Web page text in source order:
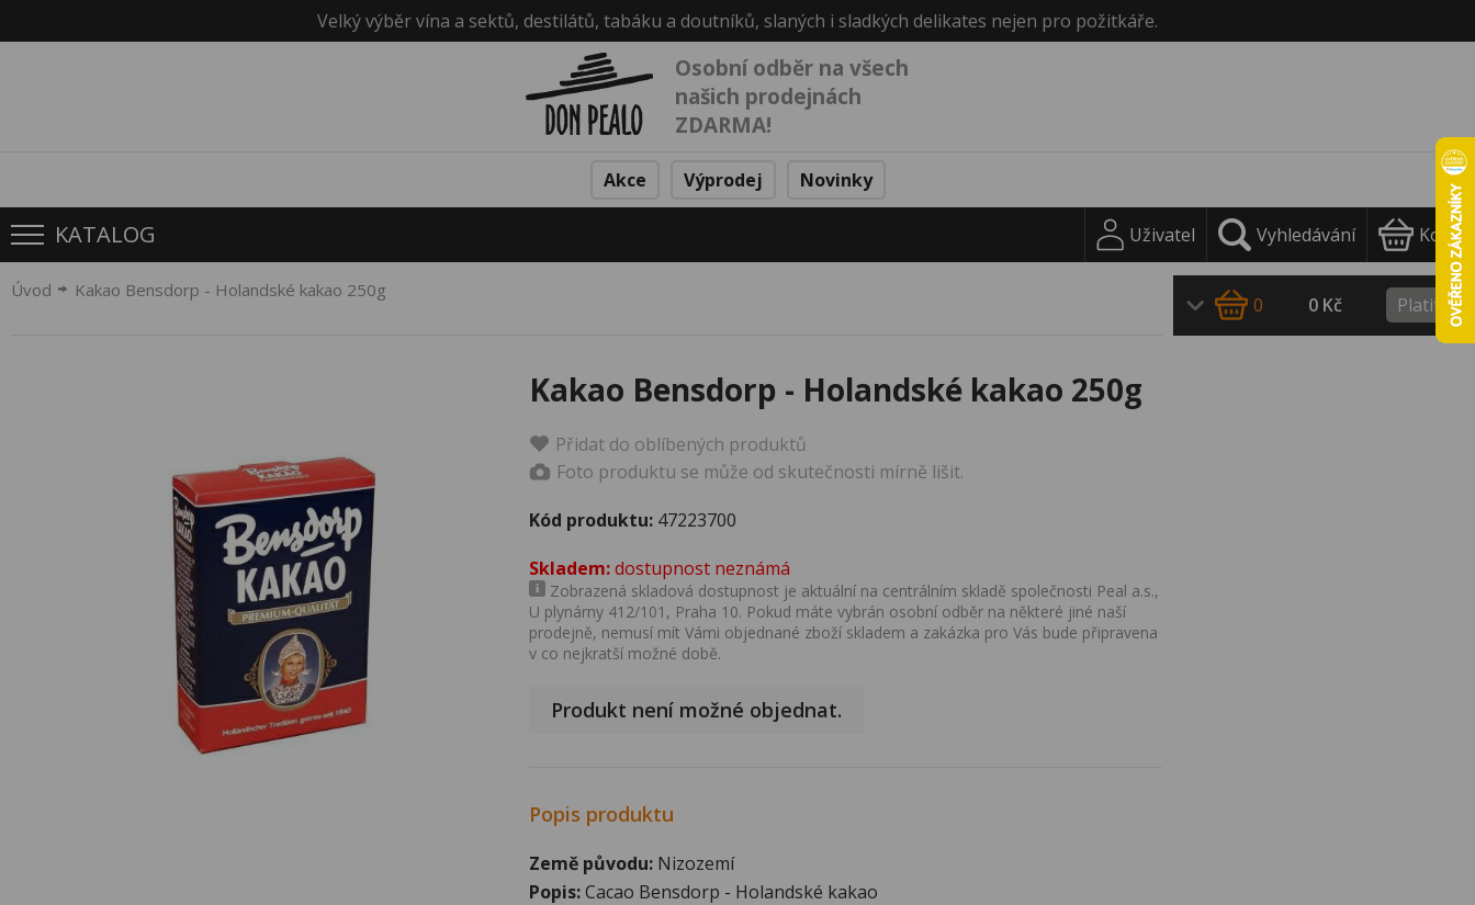
Velký výběr vína a sektů, destilátů, tabáku a doutníků, slaných i sladkých delikates nejen pro požitkáře.
Osobní odběr na všech
našich prodejnách
ZDARMA!
Akce Výprodej Novinky
KATALOG Uživatel Vyhledávání Košík
Úvod Kakao Bensdorp - Holandské kakao 250g
Kakao Bensdorp - Holandské kakao 250g
Přidat do oblíbených produktů
Foto produktu se může od skutečnosti mírně lišit.
Kód produktu: 47223700
Skladem:dostupnost neznámá
Zobrazená skladová dostupnost je aktuální na centrálním skladě společnosti Peal a.s.,
U plynárny 412/101, Praha 10. Pokud máte vybrán osobní odběr na některé jiné naší
prodejně, nemusí mít Vámi objednané zboží skladem a zakázka pro Vás bude připravena
v co nejkratší možné době.
Produkt není možné objednat.
Popis produktu
Země původu: Nizozemí
Popis:Cacao Bensdorp - Holandské kakao
0 0 Kč Platit